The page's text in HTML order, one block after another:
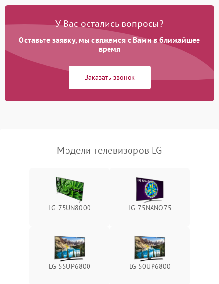
Сеть и подключения
Аудио
Сетевая
У Вас остались вопросы?
Оставьте заявку, мы свяжемся с Вами в ближайшее
время
Заказать звонок
Модели телевизоров LG
LG 75UN8000 LG 75NANO75
LG 55UP6800 LG 50UP6800